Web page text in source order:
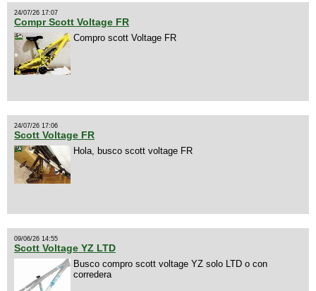
24/07/26 17:07
Compr Scott Voltage FR
Compro scott Voltage FR
24/07/26 17:06
Scott Voltage FR
Hola, busco scott voltage FR
09/06/26 14:55
Scott Voltage YZ LTD
Busco compro scott voltage YZ solo LTD o con
corredera